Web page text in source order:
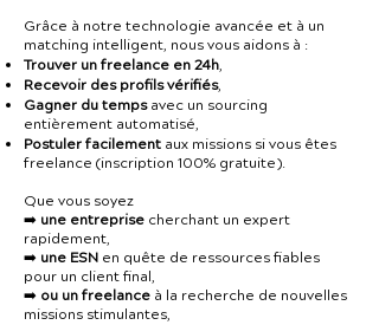
Grâce à notre technologie avancée et à un
matching intelligent, nous vous aidons à :
Trouver un freelance en 24h,
Recevoir des profils vérifiés,
Gagner du tempsavec un sourcing
entièrement automatisé,
Postuler facilement aux missions si vous êtes
freelance (inscription 100% gratuite).
Que vous soyez
➡️ une entreprise cherchant un expert
rapidement,
➡️ une ESN en quête de ressources fiables
pour un client final,
➡️ ou un freelance à la recherche de nouvelles
missions stimulantes,